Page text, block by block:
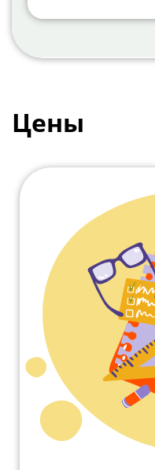
Цены